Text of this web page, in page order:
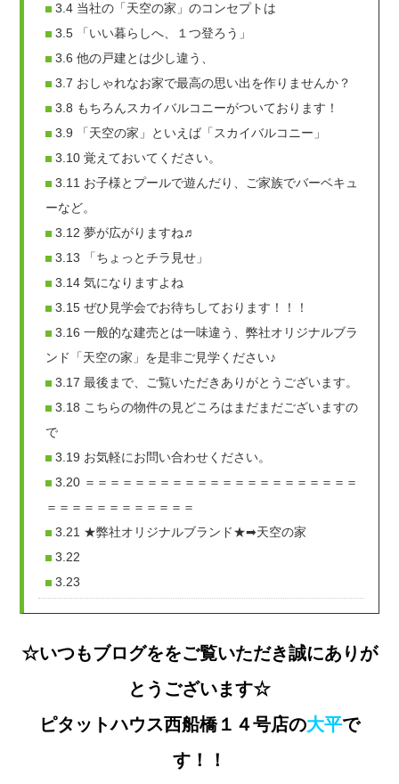
3.4 当社の「天空の家」のコンセプトは
3.5 「いい暮らしへ、１つ登ろう」
3.6 他の戸建とは少し違う、
3.7 おしゃれなお家で最高の思い出を作りませんか？
3.8 もちろんスカイバルコニーがついております！
3.9 「天空の家」といえば「スカイバルコニー」
3.10 覚えておいてください。
3.11 お子様とプールで遊んだり、ご家族でバーベキュ
ーなど。
3.12 夢が広がりますね♬
3.13 「ちょっとチラ見せ」
3.14 気になりますよね
3.15 ぜひ見学会でお待ちしております！！！
3.16 一般的な建売とは一味違う、弊社オリジナルブラ
ンド「天空の家」を是非ご見学ください♪
3.17 最後まで、ご覧いただきありがとうございます。
3.18 こちらの物件の見どころはまだまだございますの
で
3.19 お気軽にお問い合わせください。
3.20 ＝＝＝＝＝＝＝＝＝＝＝＝＝＝＝＝＝＝＝＝＝＝
＝＝＝＝＝＝＝＝＝＝＝＝
3.21 ★弊社オリジナルブランド★➡天空の家
3.22
3.23
☆いつもブログををご覧いただき誠にありが
とうございます☆
ピタットハウス西船橋１４号店の大平で
す！！